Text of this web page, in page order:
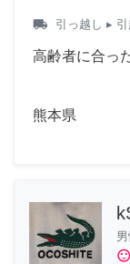
local_shipping 引っ越し ▸
高齢者に合っ
熊本県
sentiment_satisfied